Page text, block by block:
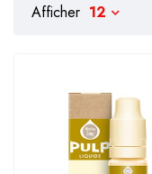
Afficher 12